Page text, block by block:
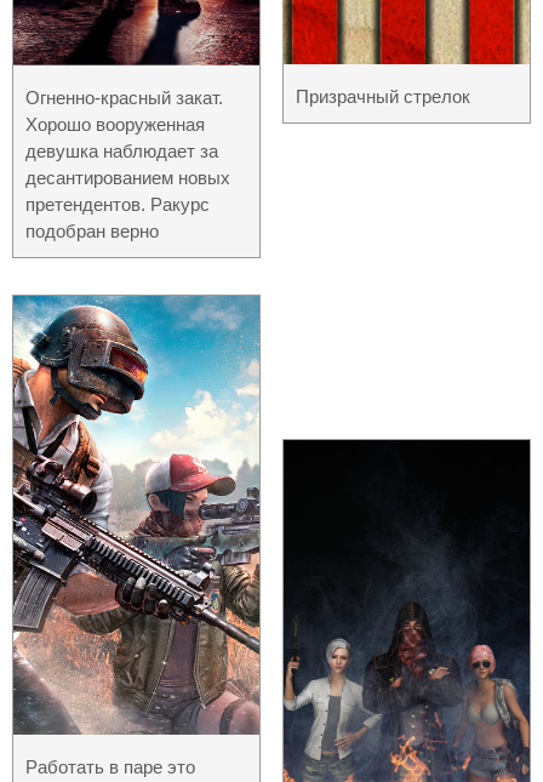
Огненно-красный закат.
Хорошо вооруженная
девушка наблюдает за
десантированием новых
претендентов. Ракурс
подобран верно
Работать в паре это
Призрачный стрелок